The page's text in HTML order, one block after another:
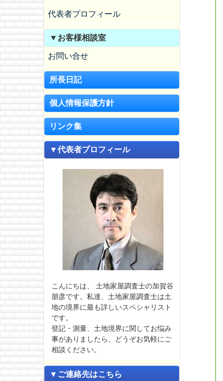
代表者プロフィール
▼お客様相談室
お問い合せ
所長日記
個人情報保護方針
リンク集
▼代表者プロフィール
こんにちは、 土地家屋調査士の加賀谷
朋彦です。私達、土地家屋調査士は土
地の境界に最も詳しいスペシャリスト
です。
登記・測量、土地境界に関してお悩み
事がありましたら、どうぞお気軽にご
相談ください。
▼ご連絡先はこちら